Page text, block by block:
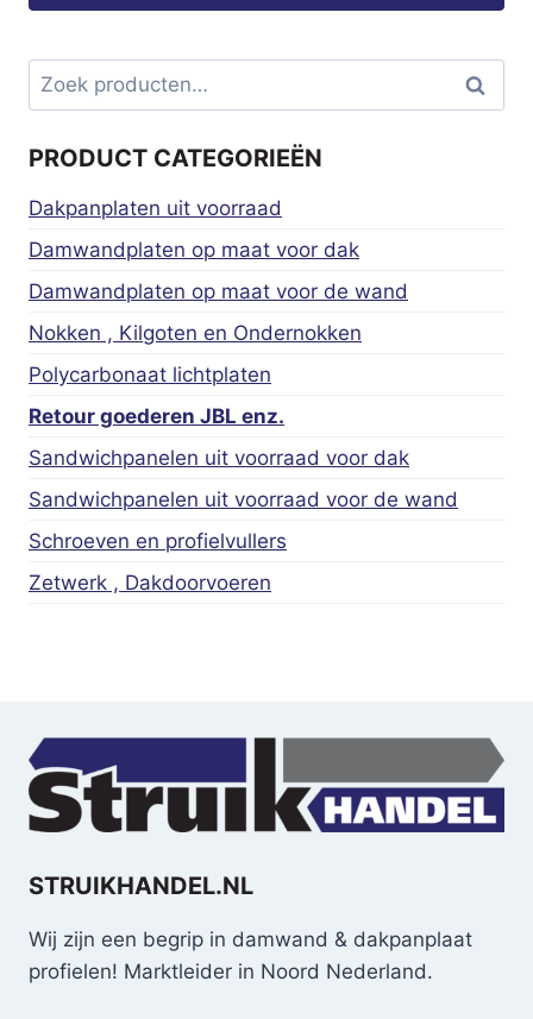
Zoeken
naar:
Zoeken
PRODUCT CATEGORIEËN
Dakpanplaten uit voorraad
Damwandplaten op maat voor dak
Damwandplaten op maat voor de wand
Nokken , Kilgoten en Ondernokken
Polycarbonaat lichtplaten
Retour goederen JBL enz.
Sandwichpanelen uit voorraad voor dak
Sandwichpanelen uit voorraad voor de wand
Schroeven en profielvullers
Zetwerk , Dakdoorvoeren
STRUIKHANDEL.NL
Wij zijn een begrip in damwand & dakpanplaat
profielen! Marktleider in Noord Nederland.